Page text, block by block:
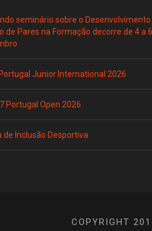
seminário sobre o Desenvolvimento
de Pares na Formação decorre de 4 a
Junior International 2026
Portugal Open 2026
de Inclusão Desportiva
COPYRIGHT